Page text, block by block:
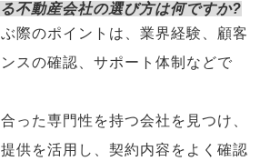
不動産会社の選び方は何ですか?
際のポイントは、業界経験、顧客
スの確認、サポート体制などで
った専門性を持つ会社を見つけ、
供を活用し、契約内容をよく確認